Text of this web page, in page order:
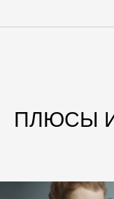
ПЛЮСЫ